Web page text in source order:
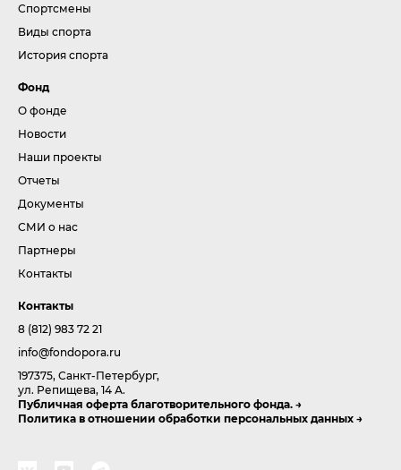
Спортсмены
Виды спорта
История спорта
Фонд
О фонде
Новости
Наши проекты
Отчеты
Документы
СМИ о нас
Партнеры
Контакты
Контакты
8 (812) 983 72 21
info@fondopora.ru
197375, Санкт-Петербург,
ул. Репищева, 14 А.
Публичная оферта благотворительного фонда.
Политика в отношении обработки персональных данных